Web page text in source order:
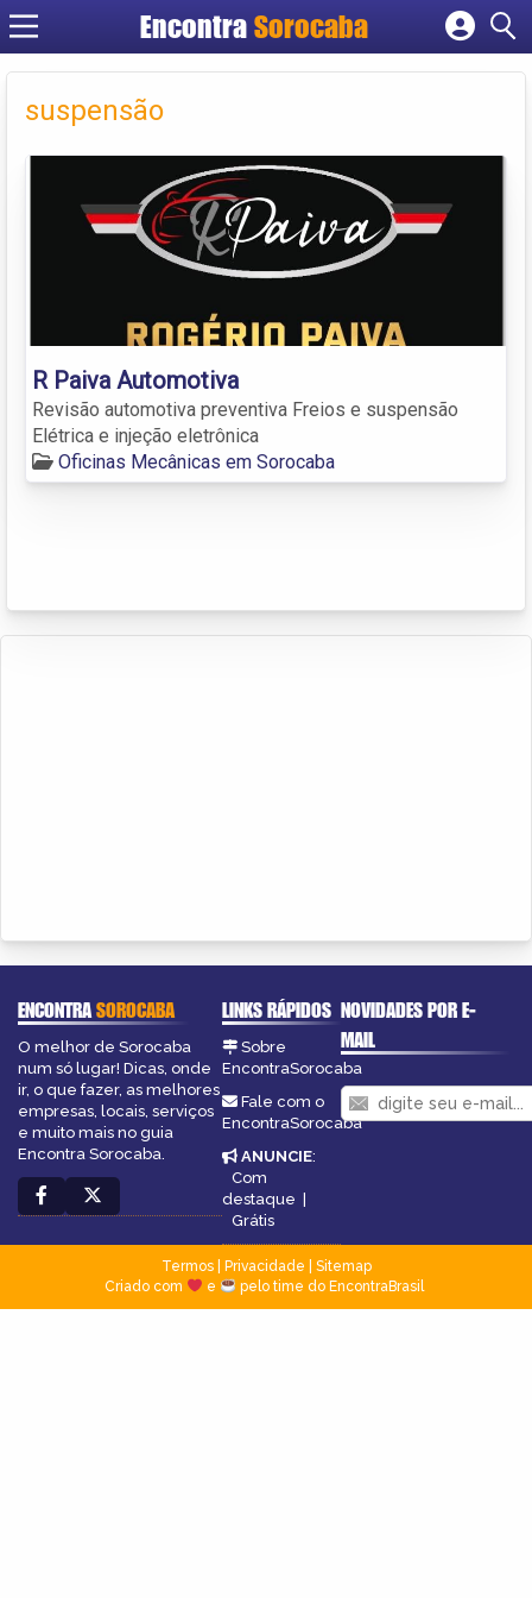
EncontraSorocaba
Cadastrar empresa
suspensão
R Paiva Automotiva
Revisão automotiva preventiva Freios e suspensão
Elétrica e injeção eletrônica
Oficinas Mecânicas em Sorocaba
ENCONTRASOROCABA
O melhor de Sorocaba
num só lugar! Dicas, onde
ir, o que fazer, as melhores
empresas, locais, serviços
e muito mais no guia
Encontra Sorocaba.
LINKS RÁPIDOS
Sobre
EncontraSorocaba
Fale com o
EncontraSorocaba
ANUNCIE:
Com
destaque |
Grátis
NOVIDADES POR E-
MAIL
Termos| Privacidade
Sitemap
Criado com
e pelo time do EncontraBrasil